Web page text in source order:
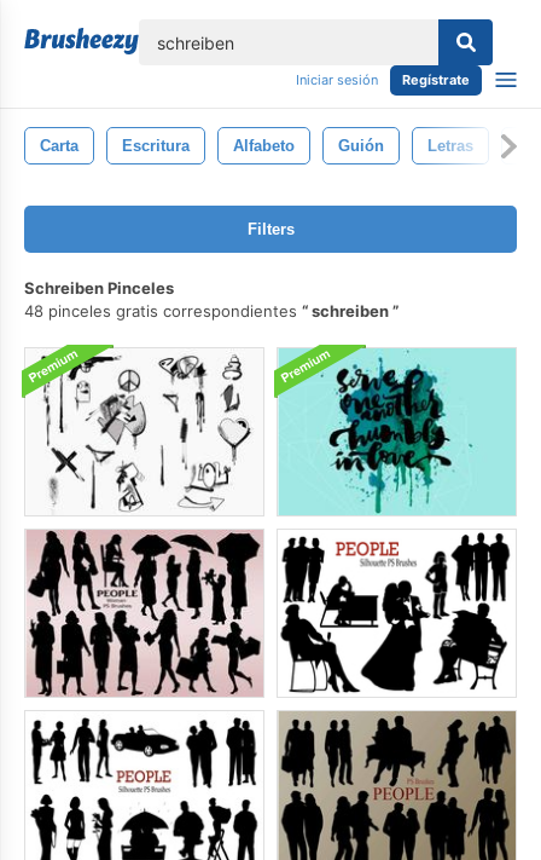
Iniciar sesión Regístrate
Carta Escritura Alfabeto Guión Letras
Filters
Schreiben Pinceles
48 pinceles gratis correspondientes
schreiben